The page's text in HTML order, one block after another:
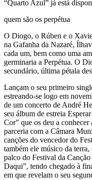
“Quarto Azul” já está
quem são os perpétua
O Diogo, o Rúben e o
na Gafanha da Nazaré,
cada um, bem como uma
germinaria a Perpétua. O
secundário, última pétala
Lançam o seu primeiro
estreando-se logo em
de um concerto de André
seu álbum de estreia
Cor” que os deu a
parceria com a Câmara
canções do vencedor do
também ele músico da
palco do Festival da
Daqui”, tendo chegado à
em que revelam o seu